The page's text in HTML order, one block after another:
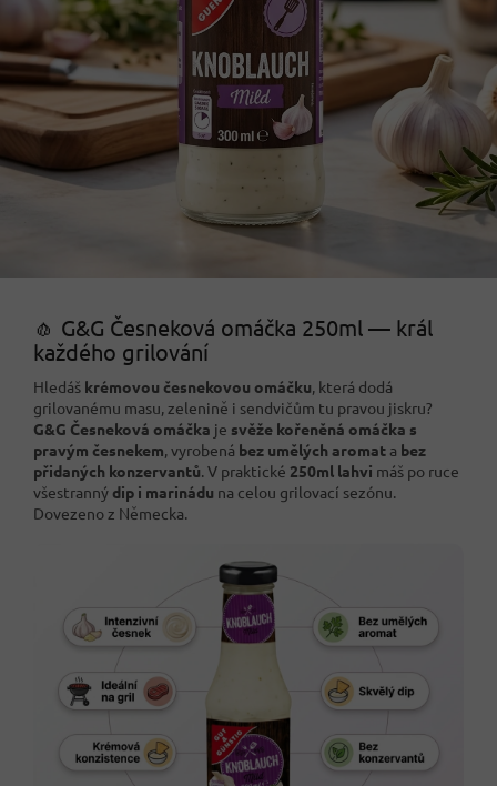
🧄 G&G Česneková omáčka 250ml — král
každého grilování
Hledáš krémovou česnekovou omáčku, která dodá
grilovanému masu, zelenině i sendvičům tu pravou jiskru?
G&G Česneková omáčka je svěže kořeněná omáčka s
pravým česnekem, vyrobená bez umělých aromat a bez
přidaných konzervantů. V praktické 250ml lahvi máš po ruce
všestranný dip i marinádu na celou grilovací sezónu.
Dovezeno z Německa.